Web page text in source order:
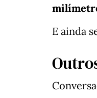
E ainda